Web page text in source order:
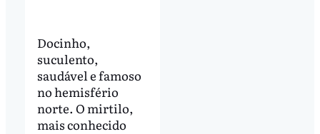
Docinho,
suculento,
saudável e famoso
no hemisfério
norte. O mirtilo,
mais conhecido